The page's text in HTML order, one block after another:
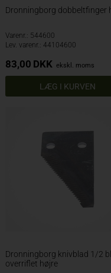
Dronningborg dobbeltfinger
Varenr.: 544600
Lev. varenr.: 44104600
83,00 DKK ekskl. moms
Dronningborg knivblad 1/2
overriflet højre